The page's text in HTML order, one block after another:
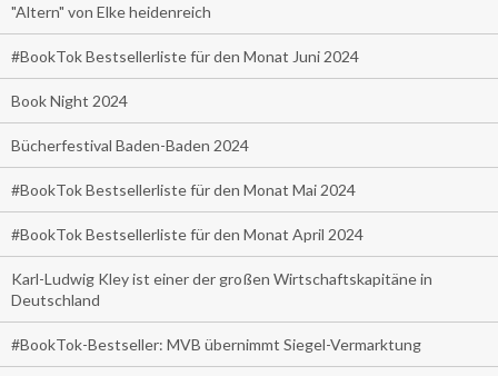
"Altern" von Elke heidenreich
#BookTok Bestsellerliste für den Monat Juni 2024
Book Night 2024
Bücherfestival Baden-Baden 2024
#BookTok Bestsellerliste für den Monat Mai 2024
#BookTok Bestsellerliste für den Monat April 2024
Karl-Ludwig Kley ist einer der großen Wirtschaftskapitäne in
Deutschland
#BookTok-Bestseller: MVB übernimmt Siegel-Vermarktung